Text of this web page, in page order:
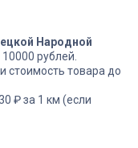
Народной
рублей.
стоимость товара до
₽ за 1 км (если